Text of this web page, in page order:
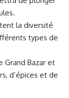
la diversité
types de
Grand Bazar et
d’épices et de